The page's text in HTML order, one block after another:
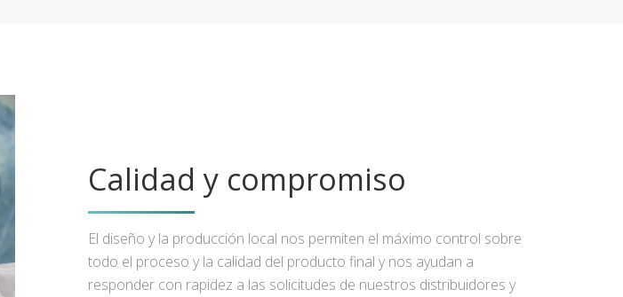
Calidad y compromiso
El diseño y la producción local nos permiten el máximo control sobre
todo el proceso y la calidad del producto final y nos ayudan a
responder con rapidez a las solicitudes de nuestros distribuidores y